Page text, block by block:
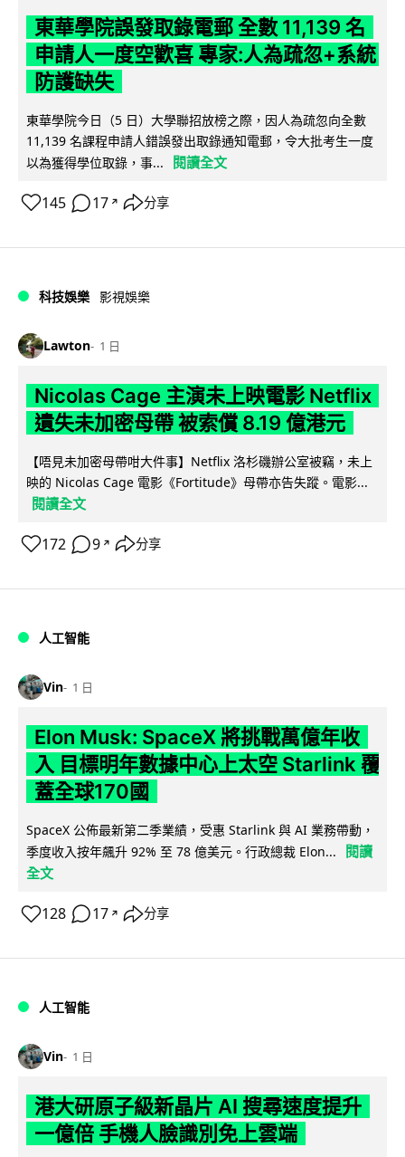
東華學院誤發取錄電郵 全數 11,139 名
申請人一度空歡喜 專家:人為疏忽+系統
防護缺失
東華學院今日（5 日）大學聯招放榜之際，因人為疏忽向全數
11,139 名課程申請人錯誤發出取錄通知電郵，令大批考生一度
以為獲得學位取錄，事...
閱讀全文
145 17 ↗ 分享
科技娛樂 影視娛樂
Lawton 1 日
Nicolas Cage 主演未上映電影 Netflix
遺失未加密母帶 被索償 8.19 億港元
【唔見未加密母帶咁大件事】Netflix 洛杉磯辦公室被竊，未上
映的 Nicolas Cage 電影《Fortitude》母帶亦告失蹤。電影...
閱讀全文
172 9 ↗ 分享
人工智能
Vin 1 日
Elon Musk: SpaceX 將挑戰萬億年收
入 目標明年數據中心上太空 Starlink 覆
蓋全球170國
SpaceX 公佈最新第二季業績，受惠 Starlink 與 AI 業務帶動，
季度收入按年飆升 92% 至 78 億美元。行政總裁 Elon...
閱讀
全文
128 17 ↗ 分享
人工智能
Vin 1 日
港大研原子級新晶片 AI 搜尋速度提升
一億倍 手機人臉識別免上雲端